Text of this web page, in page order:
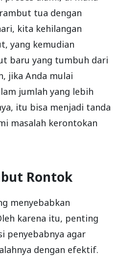
tua dengan
kita kehilangan
yang kemudian
baru yang tumbuh dari
jika Anda mulai
jumlah yang lebih
itu bisa menjadi tanda
masalah kerontokan
Rontok
menyebabkan
karena itu, penting
penyebabnya agar
dengan efektif.